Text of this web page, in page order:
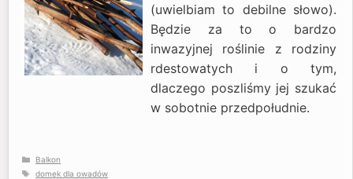
(uwielbiam to debilne słowo).
Będzie za to o bardzo
inwazyjnej roślinie z rodziny
rdestowatych i o tym,
dlaczego poszliśmy jej szukać
w sobotnie przedpołudnie.
Kategorie
Balkon
Tagi
domek dla owadów